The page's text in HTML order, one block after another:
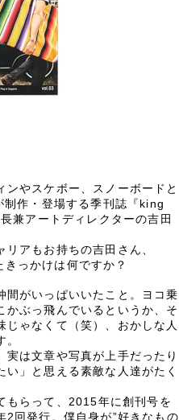
やスケボー、スノーボードと
制作・登場する季刊誌『king
兼アートディレクターの吉田
アもお持ちの吉田さん、
っかけは何ですか？
間がいっぱいいたこと。ヨコ乗
かぶっ飛んでいるというか、そ
ゃなくて（笑）、おかしな人
は文章や写真が上手だったり
」と思える素敵な人達がたく
もらって、2015年に創刊号を
回発行。僕自身が”好きなもの